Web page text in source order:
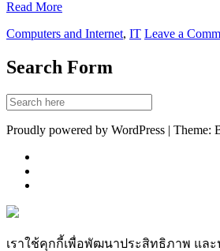
Read More
Computers and Internet, IT Leave a
Search Form
Proudly powered by WordPress | Theme:
เราใช้คุกกี้เพื่อพัฒนาประสิทธิภาพ แล